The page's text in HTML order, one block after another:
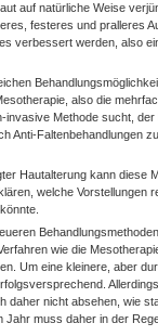
auf natürliche Weise
festeres und pralleres
verbessert werden, also
also die
Methode sucht,
Faltenbehandlungen
Hautalterung kann diese
welche Vorstellungen
wie die
Um eine kleinere, aber
nicht absehen, wie
muss daher in der